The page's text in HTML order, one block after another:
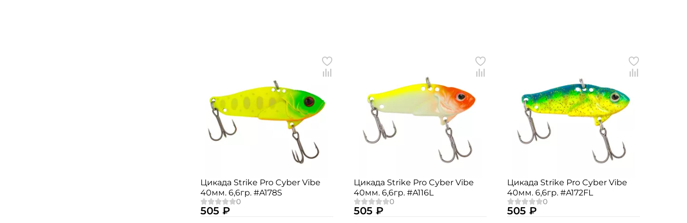
Цикада Strike Pro Cyber Vibe
40мм. 6,6гр. #A178S
505 ₽
Цикада Strike Pro Cyber Vibe
40мм. 6,6гр. #A116L
505 ₽
Цикада Strike Pro Cyber Vibe
40мм. 6,6гр. #A172FL
505 ₽
ФИО: *